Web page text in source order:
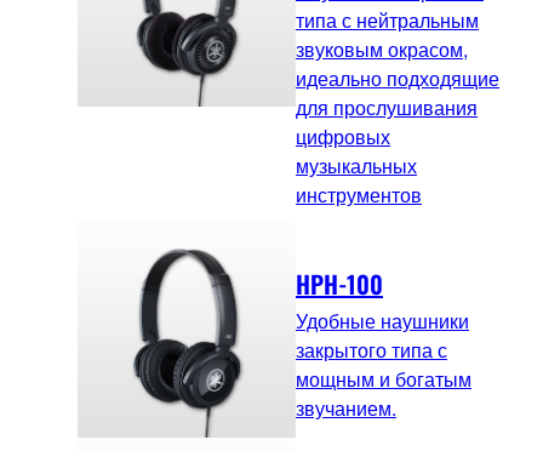
типа с нейтральным
звуковым окрасом,
идеально подходящие
для прослушивания
цифровых
музыкальных
инструментов
HPH-100
Удобные наушники
закрытого типа с
мощным и богатым
звучанием.